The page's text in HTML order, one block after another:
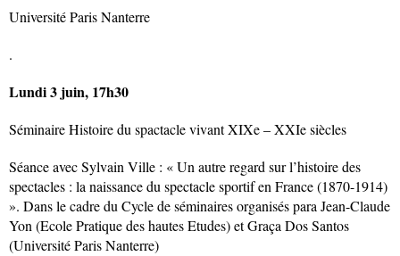
Université Paris Nanterre
.
Lundi 3 juin, 17h30
Séminaire Histoire du spactacle vivant XIXe – XXIe siècles
Séance avec Sylvain Ville : « Un autre regard sur l’histoire des
spectacles : la naissance du spectacle sportif en France (1870-1914)
». Dans le cadre du Cycle de séminaires organisés para Jean-Claude
Yon (Ecole Pratique des hautes Etudes) et Graça Dos Santos
(Université Paris Nanterre)